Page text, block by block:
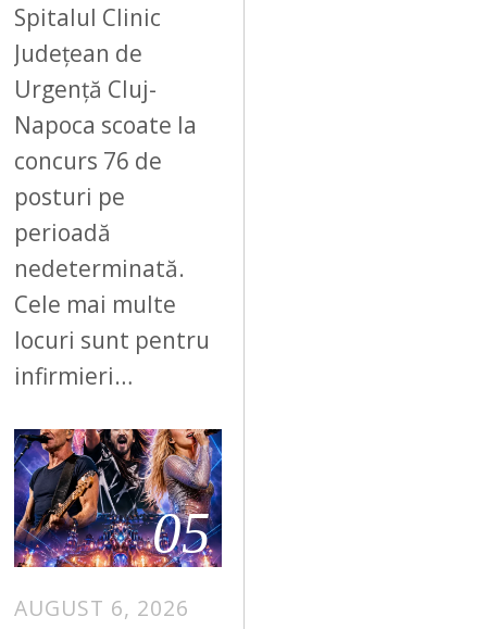
Spitalul Clinic
Județean de
Urgență Cluj-
Napoca scoate la
concurs 76 de
posturi pe
perioadă
nedeterminată.
Cele mai multe
locuri sunt pentru
infirmieri…
05
AUGUST 6, 2026